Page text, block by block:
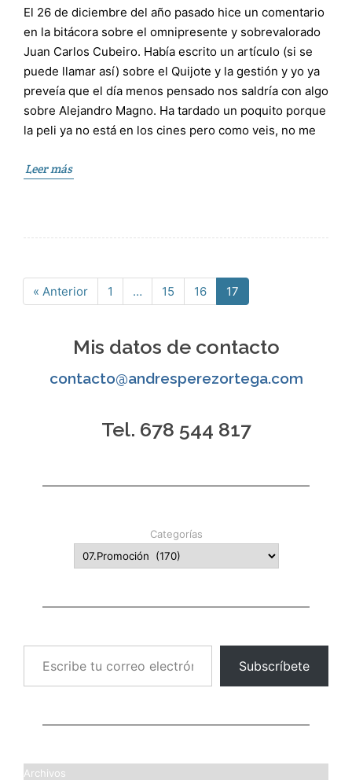
El 26 de diciembre del año pasado hice un comentario
en la bitácora sobre el omnipresente y sobrevalorado
Juan Carlos Cubeiro. Había escrito un artículo (si se
puede llamar así) sobre el Quijote y la gestión y yo ya
preveía que el día menos pensado nos saldría con algo
sobre Alejandro Magno. Ha tardado un poquito porque
la peli ya no está en los cines pero como veis, no me
Leer más
« Anterior Página
1 … Página
15 Página
16 Página
17
Mis datos de contacto
contacto@andresperezortega.com
Tel. 678 544 817
Categorías
Escribe tu correo electrónico…
Subscríbete
Archivos